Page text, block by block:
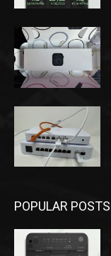
POPULAR POSTS